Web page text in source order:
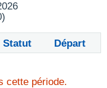
Statut Départ
cette période.